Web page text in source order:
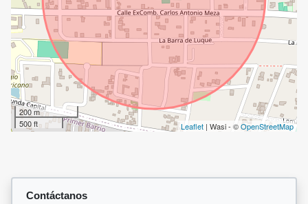
200 m
500 ft
Leaflet | Wasi - ©OpenStreetMap
Contáctanos